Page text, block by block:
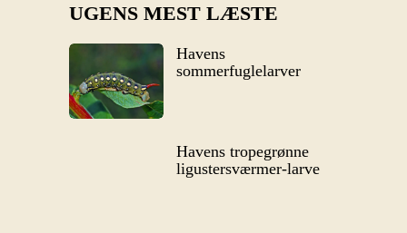
UGENS MEST LÆSTE
Havens
sommerfuglelarver
Havens tropegrønne
ligustersværmer-larve